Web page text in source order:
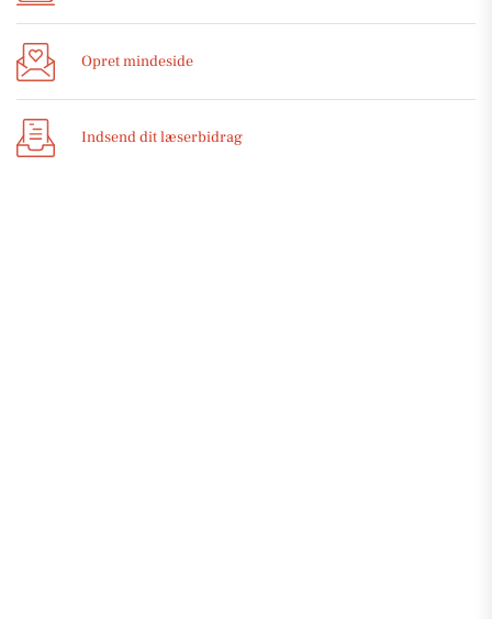
Opret mindeside
Indsend dit læserbidrag